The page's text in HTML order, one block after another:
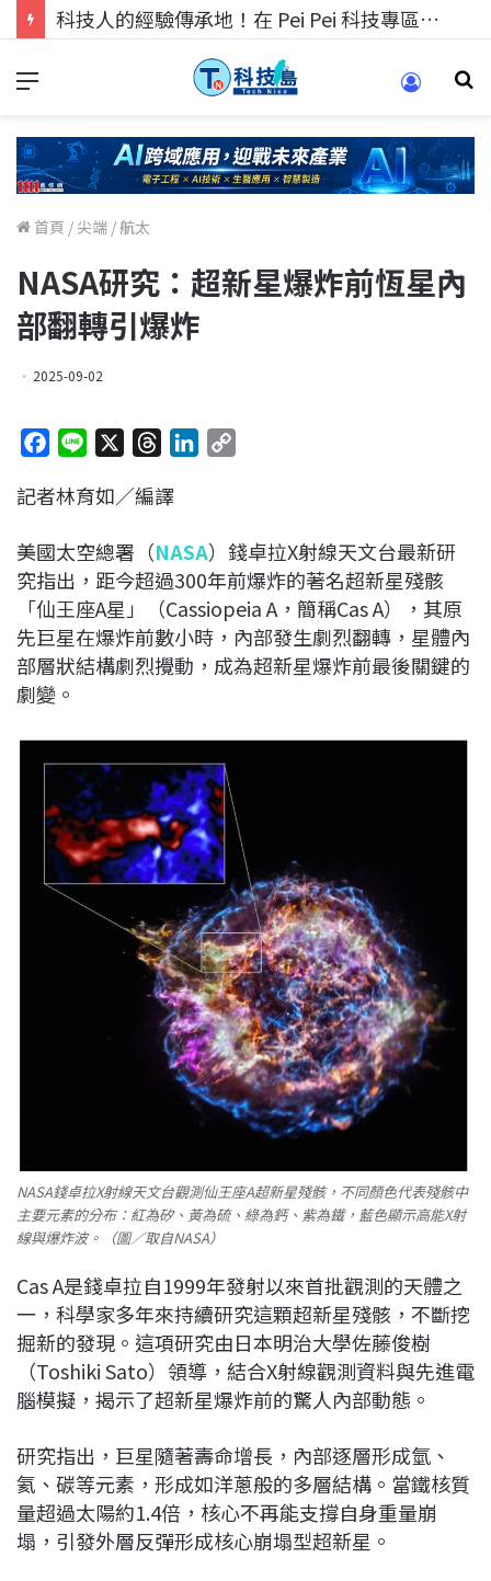
科技人的經驗傳承地！在 Pei Pei 科技專區，與學弟妹交流最硬核的技術
首頁 /尖端 /航太
NASA研究：超新星爆炸前恆星內
部翻轉引爆炸
2025-09-02
c
b
o
o
k
n
r
a
d
s
e
d
I
n
L
i
n
k
記者林育如／編譯
美國太空總署（NASA）錢卓拉X射線天文台最新研
究指出，距今超過300年前爆炸的著名超新星殘骸
「仙王座A星」（Cassiopeia A，簡稱Cas A），其原
先巨星在爆炸前數小時，內部發生劇烈翻轉，星體內
部層狀結構劇烈攪動，成為超新星爆炸前最後關鍵的
劇變。
NASA錢卓拉X射線天文台觀測仙王座A超新星殘骸，不同顏色代表殘骸中
主要元素的分布：紅為矽、黃為硫、綠為鈣、紫為鐵，藍色顯示高能X射
線與爆炸波。（圖／取自NASA）
Cas A是錢卓拉自1999年發射以來首批觀測的天體之
一，科學家多年來持續研究這顆超新星殘骸，不斷挖
掘新的發現。這項研究由日本明治大學佐藤俊樹
（Toshiki Sato）領導，結合X射線觀測資料與先進電
腦模擬，揭示了超新星爆炸前的驚人內部動態。
研究指出，巨星隨著壽命增長，內部逐層形成氫、
氦、碳等元素，形成如洋蔥般的多層結構。當鐵核質
量超過太陽約1.4倍，核心不再能支撐自身重量崩
塌，引發外層反彈形成核心崩塌型超新星。